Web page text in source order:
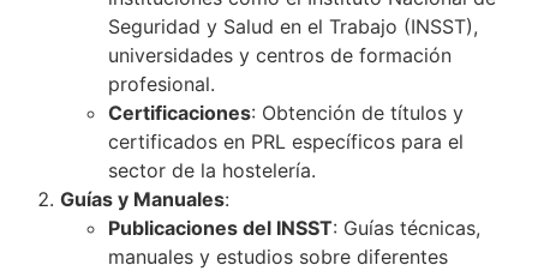
Seguridad y Salud en el Trabajo (INSST),
universidades y centros de formación
profesional.
Certificaciones: Obtención de títulos y
certificados en PRL específicos para el
sector de la hostelería.
Guías y Manuales:
Publicaciones del INSST: Guías técnicas,
manuales y estudios sobre diferentes